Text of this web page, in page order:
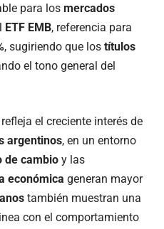
para los mercados
ETF EMB, referencia para
, sugiriendo que los títulos
el tono general del
refleja el creciente interés de
argentinos, en un entorno
de cambio y las
económica generan mayor
también muestran una
con el comportamiento